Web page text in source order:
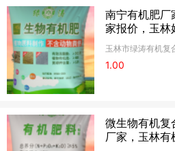
南宁有机肥厂
家报价，玉林
玉林市绿涛有机复
1.00
微生物有机复
厂家，玉林有